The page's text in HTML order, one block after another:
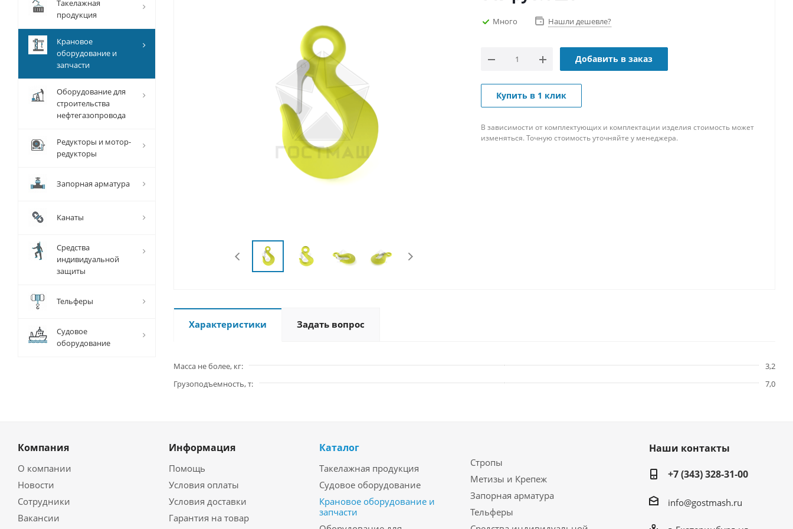
Много Нашли дешевле?
Добавить в заказ
Купить в 1 клик
В зависимости от комплектующих и комплектации изделия стоимость может
изменяться. Точную стоимость уточняйте у менеджера.
Характеристики Задать вопрос
Масса не более, кг
3,2
Грузоподъемность, т
7,0
Такелажная
продукция
Крановое
оборудование и
запчасти
Оборудование для
строительства
нефтегазопровода
Редукторы и мотор-
редукторы
Запорная арматура
Канаты
Средства
индивидуальной
защиты
Тельферы
Судовое
оборудование
Компания
О компании
Новости
Сотрудники
Вакансии
Информация
Помощь
Условия оплаты
Условия доставки
Гарантия на товар
Каталог
Такелажная продукция
Судовое оборудование
Крановое оборудование и
запчасти
Стропы
Метизы и Крепеж
Запорная арматура
Тельферы
Наши контакты
+7 (343) 328-31-00
info@gostmash.ru